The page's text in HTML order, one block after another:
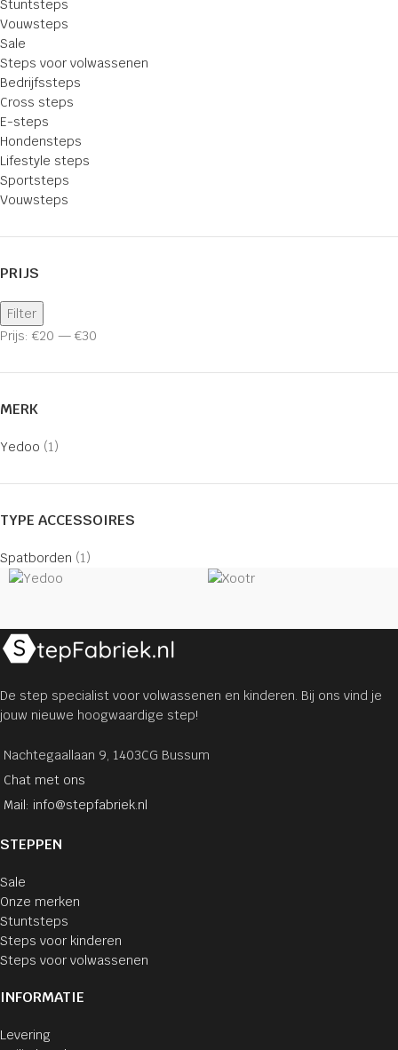
Stuntsteps
Vouwsteps
Sale
Steps voor volwassenen
Bedrijfssteps
Cross steps
E-steps
Hondensteps
Lifestyle steps
Sportsteps
Vouwsteps
PRIJS
Filter
Prijs: €20 — €30
MERK
Yedoo (1)
TYPE ACCESSOIRES
Spatborden (1)
De step specialist voor volwassenen en kinderen. Bij ons vind je
jouw nieuwe hoogwaardige step!
Nachtegaallaan 9, 1403CG Bussum
Chat met ons
Mail: info@stepfabriek.nl
STEPPEN
Sale
Onze merken
Stuntsteps
Steps voor kinderen
Steps voor volwassenen
INFORMATIE
Levering